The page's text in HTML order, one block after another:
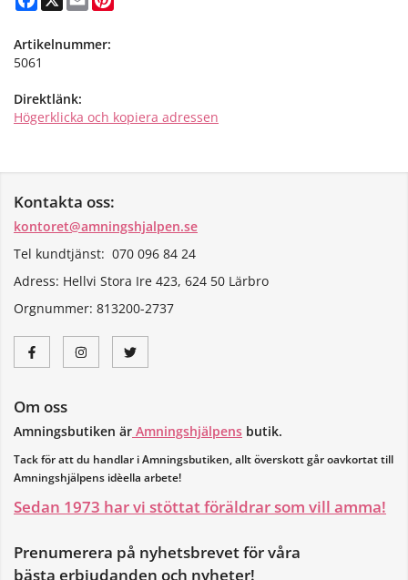
Artikelnummer:
5061
Direktlänk:
Högerklicka och kopiera adressen
Kontakta oss:
kontoret@amningshjalpen.se
Tel kundtjänst: 070 096 84 24
Adress: Hellvi Stora Ire 423, 624 50 Lärbro
Orgnummer: 813200-2737
Om oss
Amningsbutiken är Amningshjälpens butik.
Tack för att du handlar i Amningsbutiken, allt överskott går oavkortat till
Amningshjälpens idèella arbete!
Sedan 1973 har vi stöttat föräldrar som vill amma!
Prenumerera på nyhetsbrevet för våra
bästa erbjudanden och nyheter!